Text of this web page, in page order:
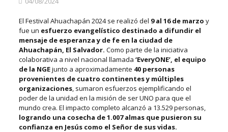
El Festival Ahuachapán 2024 se realizó del 9 al 16 de marzo y
fue un esfuerzo evangelístico destinado a difundir el
mensaje de esperanza y de fe en la ciudad de
Ahuachapán, El Salvador. Como parte de la iniciativa
colaborativa a nivel nacional llamada ‘EveryONE’, el equipo
de la NGEjunto a aproximadamente 40 personas
provenientes de cuatro continentes y múltiples
organizaciones, sumaron esfuerzos ejemplificando el
poder de la unidad en la misión de ser UNO para que el
mundo crea. El impacto completo alcanzó a 13.529 personas,
logrando una cosecha de 1.007 almas que pusieron su
confianza en Jesús como el Señor de sus vidas.